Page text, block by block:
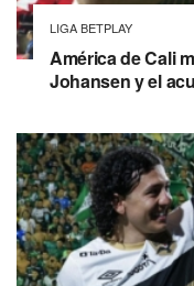
LIGA BETPLAY
América de Cali
Johansen y el